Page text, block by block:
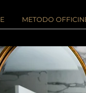
METODO